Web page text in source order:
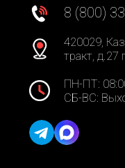
8 (800)
420029,
тракт, д.27
ПН-ПТ:
СБ-ВС: